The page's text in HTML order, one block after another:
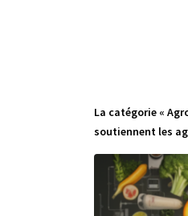
La catégorie «
soutiennent les